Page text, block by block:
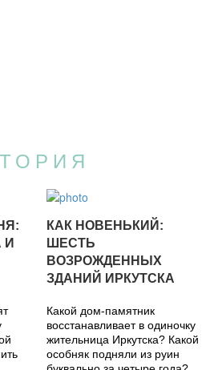
И
КАК НОВЕНЬКИЙ:
ШЕСТЬ
ВОЗРОЖДЕННЫХ
ЗДАНИЙ ИРКУТСКА
Какой дом-памятник
восстанавливает в одиночку
жительница Иркутска? Какой
особняк подняли из руин